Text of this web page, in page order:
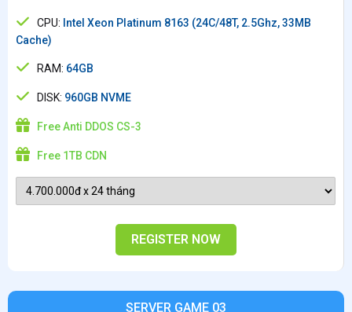
CPU: Intel Xeon Platinum 8163 (24C/48T, 2.5Ghz, 33MB
Cache)
RAM: 64GB
DISK: 960GB NVME
Free Anti DDOS CS-3
Free 1TB CDN
REGISTER NOW
SERVER GAME 03